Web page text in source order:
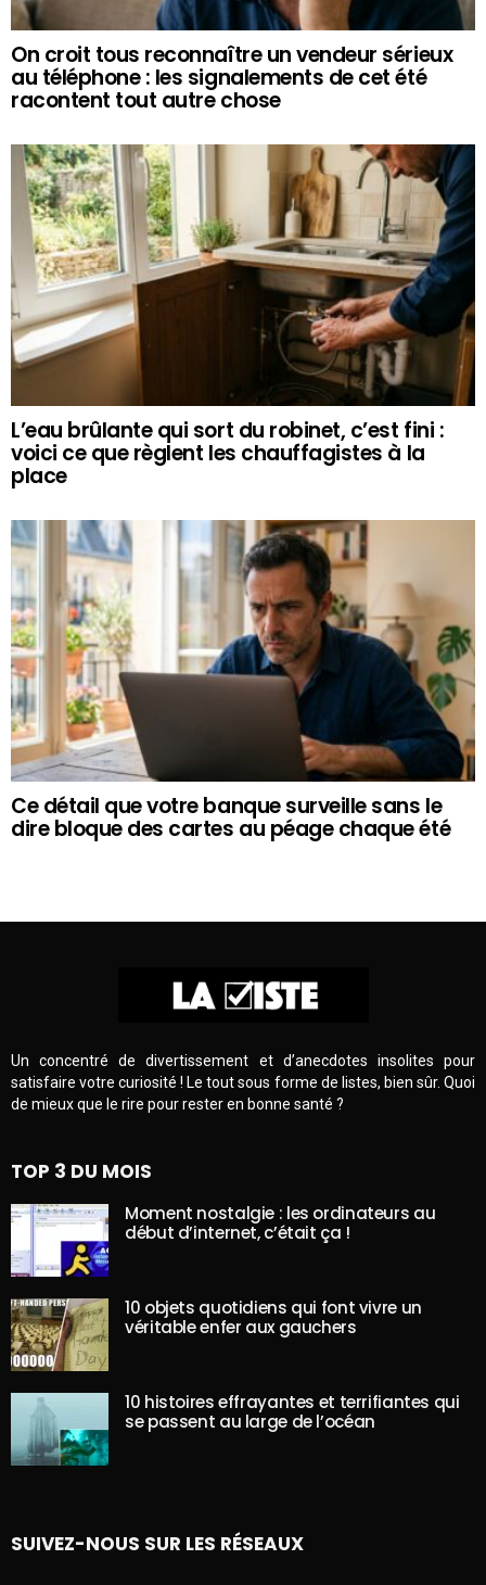
On croit tous reconnaître un vendeur sérieux
au téléphone : les signalements de cet été
racontent tout autre chose
L’eau brûlante qui sort du robinet, c’est fini :
voici ce que règlent les chauffagistes à la
place
Ce détail que votre banque surveille sans le
dire bloque des cartes au péage chaque été
Un concentré de divertissement et d’anecdotes insolites pour
satisfaire votre curiosité ! Le tout sous forme de listes, bien sûr. Quoi
de mieux que le rire pour rester en bonne santé ?
TOP 3 DU MOIS
Moment nostalgie : les ordinateurs au
début d’internet, c’était ça !
10 objets quotidiens qui font vivre un
véritable enfer aux gauchers
10 histoires effrayantes et terrifiantes qui
se passent au large de l’océan
SUIVEZ-NOUS SUR LES RÉSEAUX